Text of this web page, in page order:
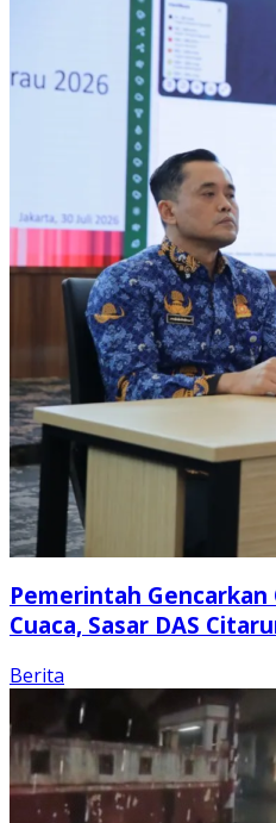
Pemerintah
Cuaca, Sasar DAS
Berita